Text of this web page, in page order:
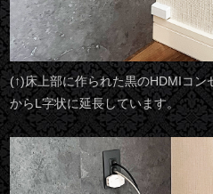
(↑)床上部に作られた黒のHDMIコン
からL字状に延長しています。